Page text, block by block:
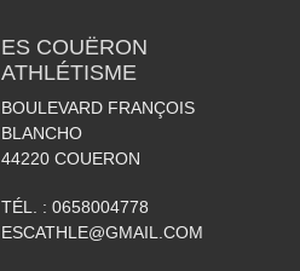
ES COUËRON
ATHLÉTISME
BOULEVARD FRANÇOIS
BLANCHO
44220 COUERON
TÉL. : 0658004778
ESCATHLE@GMAIL.COM